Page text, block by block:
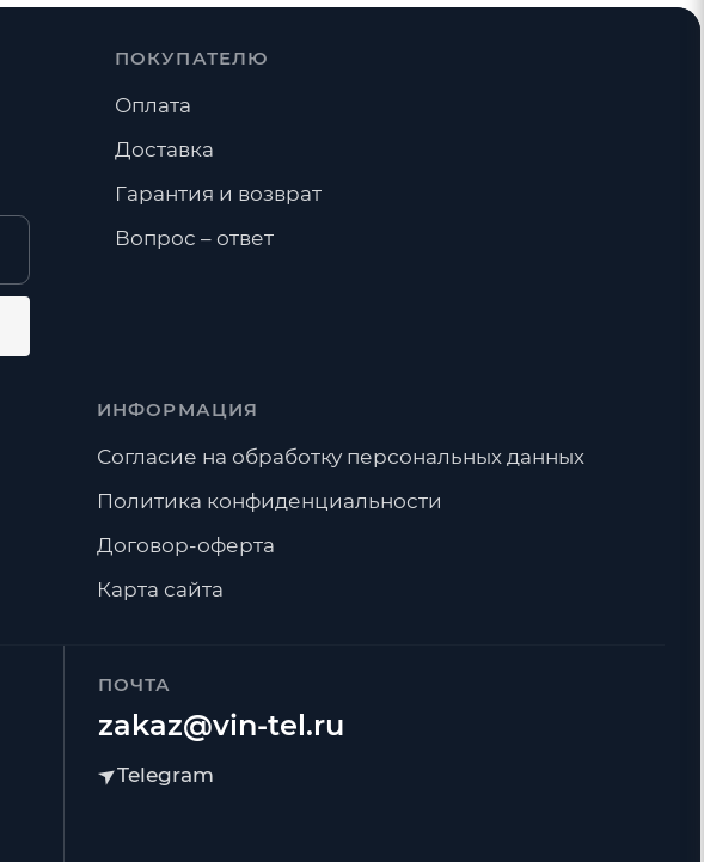
ПОЧТА
zakaz@vin-tel.ru
ПОКУПАТЕЛЮ
Оплата
Доставка
Гарантия и возврат
Вопрос – ответ
ИНФОРМАЦИЯ
Согласие на обработку персональных данных
Политика конфиденциальности
Договор-оферта
Карта сайта